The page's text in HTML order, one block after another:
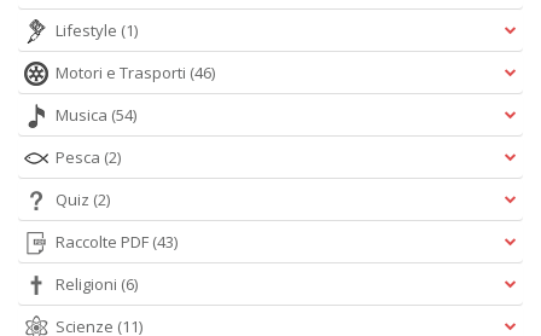
Lifestyle (1)
Motori e Trasporti (46)
Musica (54)
Pesca (2)
Quiz (2)
Raccolte PDF (43)
Religioni (6)
Scienze (11)